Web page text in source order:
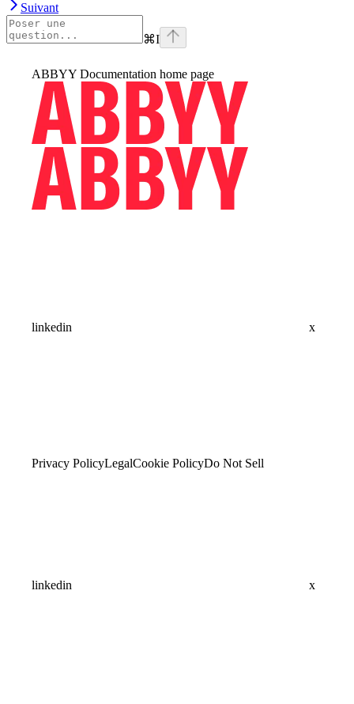
Suivant
⌘I
ABBYY Documentation home page
linkedin x
Privacy PolicyLegalCookie PolicyDo Not Sell
linkedin x